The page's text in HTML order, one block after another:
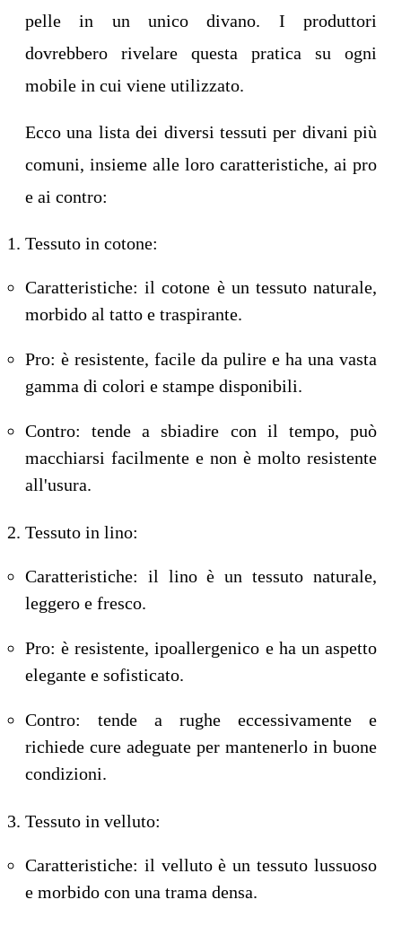
pelle in un unico divano. I produttori
dovrebbero rivelare questa pratica su ogni
mobile in cui viene utilizzato.
Ecco una lista dei diversi tessuti per divani più
comuni, insieme alle loro caratteristiche, ai pro
e ai contro:
Tessuto in cotone:
Caratteristiche: il cotone è un tessuto naturale,
morbido al tatto e traspirante.
Pro: è resistente, facile da pulire e ha una vasta
gamma di colori e stampe disponibili.
Contro: tende a sbiadire con il tempo, può
macchiarsi facilmente e non è molto resistente
all'usura.
Tessuto in lino:
Caratteristiche: il lino è un tessuto naturale,
leggero e fresco.
Pro: è resistente, ipoallergenico e ha un aspetto
elegante e sofisticato.
Contro: tende a rughe eccessivamente e
richiede cure adeguate per mantenerlo in buone
condizioni.
Tessuto in velluto:
Caratteristiche: il velluto è un tessuto lussuoso
e morbido con una trama densa.